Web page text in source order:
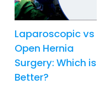
Laparoscopic vs
Open Hernia
Surgery: Which is
Better?